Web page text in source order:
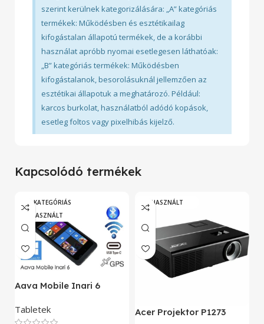
szerint kerülnek kategorizálására: „A” kategóriás
termékek: Működésben és esztétikailag
kifogástalan állapotú termékek, de a korábbi
használat apróbb nyomai esetlegesen láthatóak:
„B” kategóriás termékek: Működésben
kifogástalanok, besorolásuknál jellemzően az
esztétikai állapotuk a meghatározó. Például:
karcos burkolat, használatból adódó kopások,
esetleg foltos vagy pixelhibás kijelző.
Kapcsolódó termékek
„A” KATEGÓRIÁS
HASZNÁLT
Aava Mobile Inari 6
Tabletek
HASZNÁLT
Acer Projektor P1273